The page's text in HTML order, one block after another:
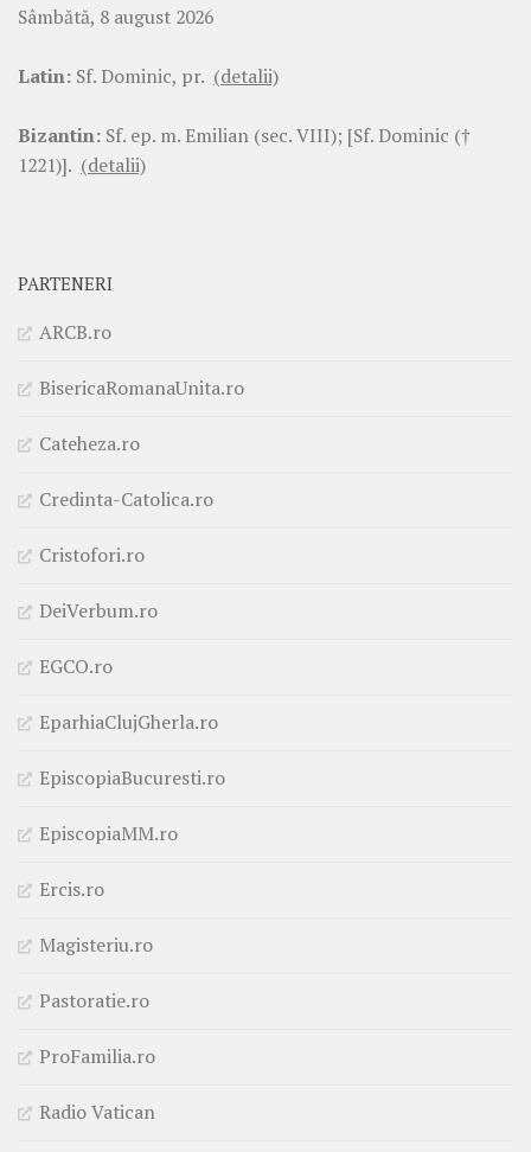
Sâmbătă, 8 august 2026
Latin: Sf. Dominic, pr. (detalii)
Bizantin: Sf. ep. m. Emilian (sec. VIII); [Sf. Dominic (†
1221)]. (detalii)
PARTENERI
ARCB.ro
BisericaRomanaUnita.ro
Cateheza.ro
Credinta-Catolica.ro
Cristofori.ro
DeiVerbum.ro
EGCO.ro
EparhiaClujGherla.ro
EpiscopiaBucuresti.ro
EpiscopiaMM.ro
Ercis.ro
Magisteriu.ro
Pastoratie.ro
ProFamilia.ro
Radio Vatican